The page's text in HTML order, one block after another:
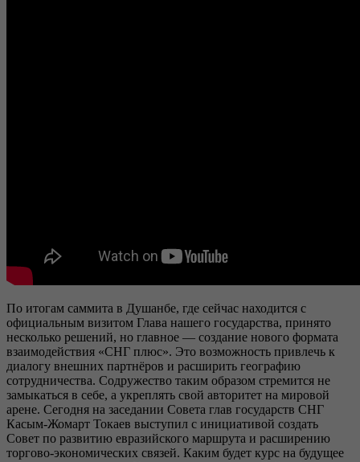
По итогам саммита в Душанбе, где сейчас находится с
официальным визитом Глава нашего государства, принято
несколько решений, но главное — создание нового формата
взаимодействия «СНГ плюс». Это возможность привлечь к
диалогу внешних партнёров и расширить географию
сотрудничества. Содружество таким образом стремится не
замыкаться в себе, а укреплять свой авторитет на мировой
арене. Сегодня на заседании Совета глав государств СНГ
Касым-Жомарт Токаев выступил с инициативой создать
Совет по развитию евразийского маршрута и расширению
торгово-экономических связей. Каким будет курс на будущее